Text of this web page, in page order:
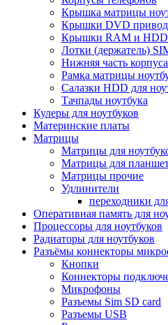
Крышка матрицы
Крышки DVD
Крышки RAM и HDD
Лотки (держатель)
Нижняя часть
Рамка матрицы
Салазки HDD для
Тачпады ноутбука
Кулеры для ноутбуков
Материнские платы
Матрицы
Матрицы для
Матрицы для
Матрицы прочие
Удлинители
переходники
Оперативная память для
Процессоры для ноутбуков
Радиаторы для ноутбуков
Разъёмы коннекторы
Кнопки
Коннекторы
Микрофоны
Разъемы Sim SD card
Разъемы USB